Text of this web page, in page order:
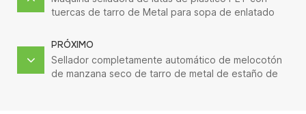
tuercas de tarro de Metal para sopa de enlatado
PRÓXIMO
Sellador completamente automático de melocotón
de manzana seco de tarro de metal de estaño de